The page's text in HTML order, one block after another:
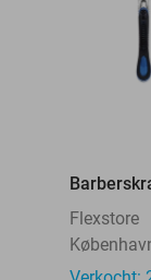
Flexstore